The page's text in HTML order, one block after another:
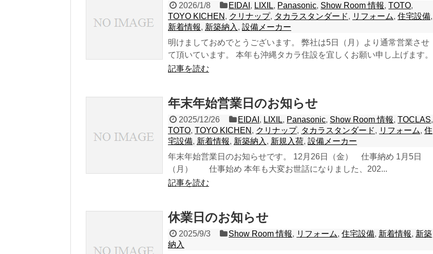
2026/1/8 EIDAI , LIXIL, Panasonic, Show Room 情報,TOTO,
TOYO KICHEN , クリナップ, タカラスタンダード, リフォーム, 住宅設備,
新着情報, 新築納入 , 設備メーカー
明けましておめでとうございます。 弊社は5日（月）より通常営業させ
て頂いています。 本年も沖縄タカラ住設を宜しくお願い申し上げます。
記事を読む
年末年始営業日のお知らせ
2025/12/26 EIDAI , LIXIL, Panasonic, Show Room 情報,TOCLAS,
TOTO, TOYO KICHEN , クリナップ, タカラスタンダード, リフォーム, 住
宅設備, 新着情報, 新築納入 , 新規入荷, 設備メーカー
年末年始営業日のお知らせです。 12月26日（金） 仕事納め 1月5日
（月） 仕事始め 本年も大変お世話になりました、202...
記事を読む
休業日のお知らせ
2025/9/3 Show Room 情報, リフォーム,住宅設備, 新着情報, 新築
納入